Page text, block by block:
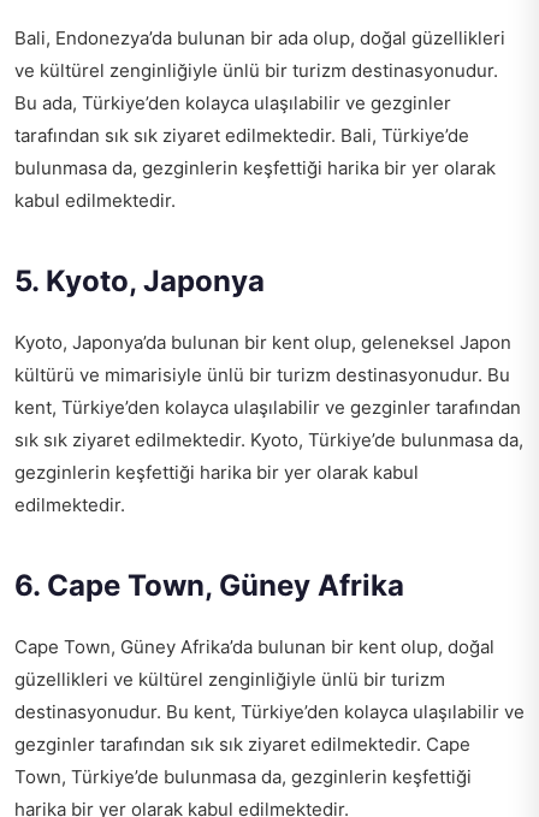
Bali, Endonezya’da bulunan bir ada olup, doğal güzellikleri
ve kültürel zenginliğiyle ünlü bir turizm destinasyonudur.
Bu ada, Türkiye’den kolayca ulaşılabilir ve gezginler
tarafından sık sık ziyaret edilmektedir. Bali, Türkiye’de
bulunmasa da, gezginlerin keşfettiği harika bir yer olarak
kabul edilmektedir.
5. Kyoto, Japonya
Kyoto, Japonya’da bulunan bir kent olup, geleneksel Japon
kültürü ve mimarisiyle ünlü bir turizm destinasyonudur. Bu
kent, Türkiye’den kolayca ulaşılabilir ve gezginler tarafından
sık sık ziyaret edilmektedir. Kyoto, Türkiye’de bulunmasa da,
gezginlerin keşfettiği harika bir yer olarak kabul
edilmektedir.
6. Cape Town, Güney Afrika
Cape Town, Güney Afrika’da bulunan bir kent olup, doğal
güzellikleri ve kültürel zenginliğiyle ünlü bir turizm
destinasyonudur. Bu kent, Türkiye’den kolayca ulaşılabilir ve
gezginler tarafından sık sık ziyaret edilmektedir. Cape
Town, Türkiye’de bulunmasa da, gezginlerin keşfettiği
harika bir yer olarak kabul edilmektedir.